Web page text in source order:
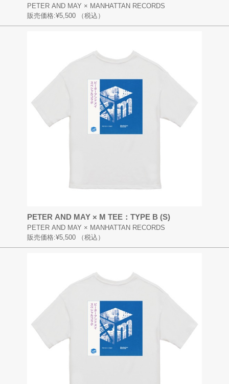
PETER AND MAY × MANHATTAN RECORDS
販売価格:¥5,500 （税込）
PETER AND MAY × M TEE：TYPE B (S)
PETER AND MAY × MANHATTAN RECORDS
販売価格:¥5,500 （税込）